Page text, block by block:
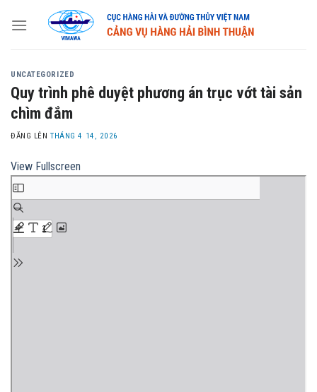
UNCATEGORIZED
Quy trình phê duyệt phương án trục vớt tài sản
chìm đắm
ĐĂNG LÊNTHÁNG 4 14, 2026
View Fullscreen